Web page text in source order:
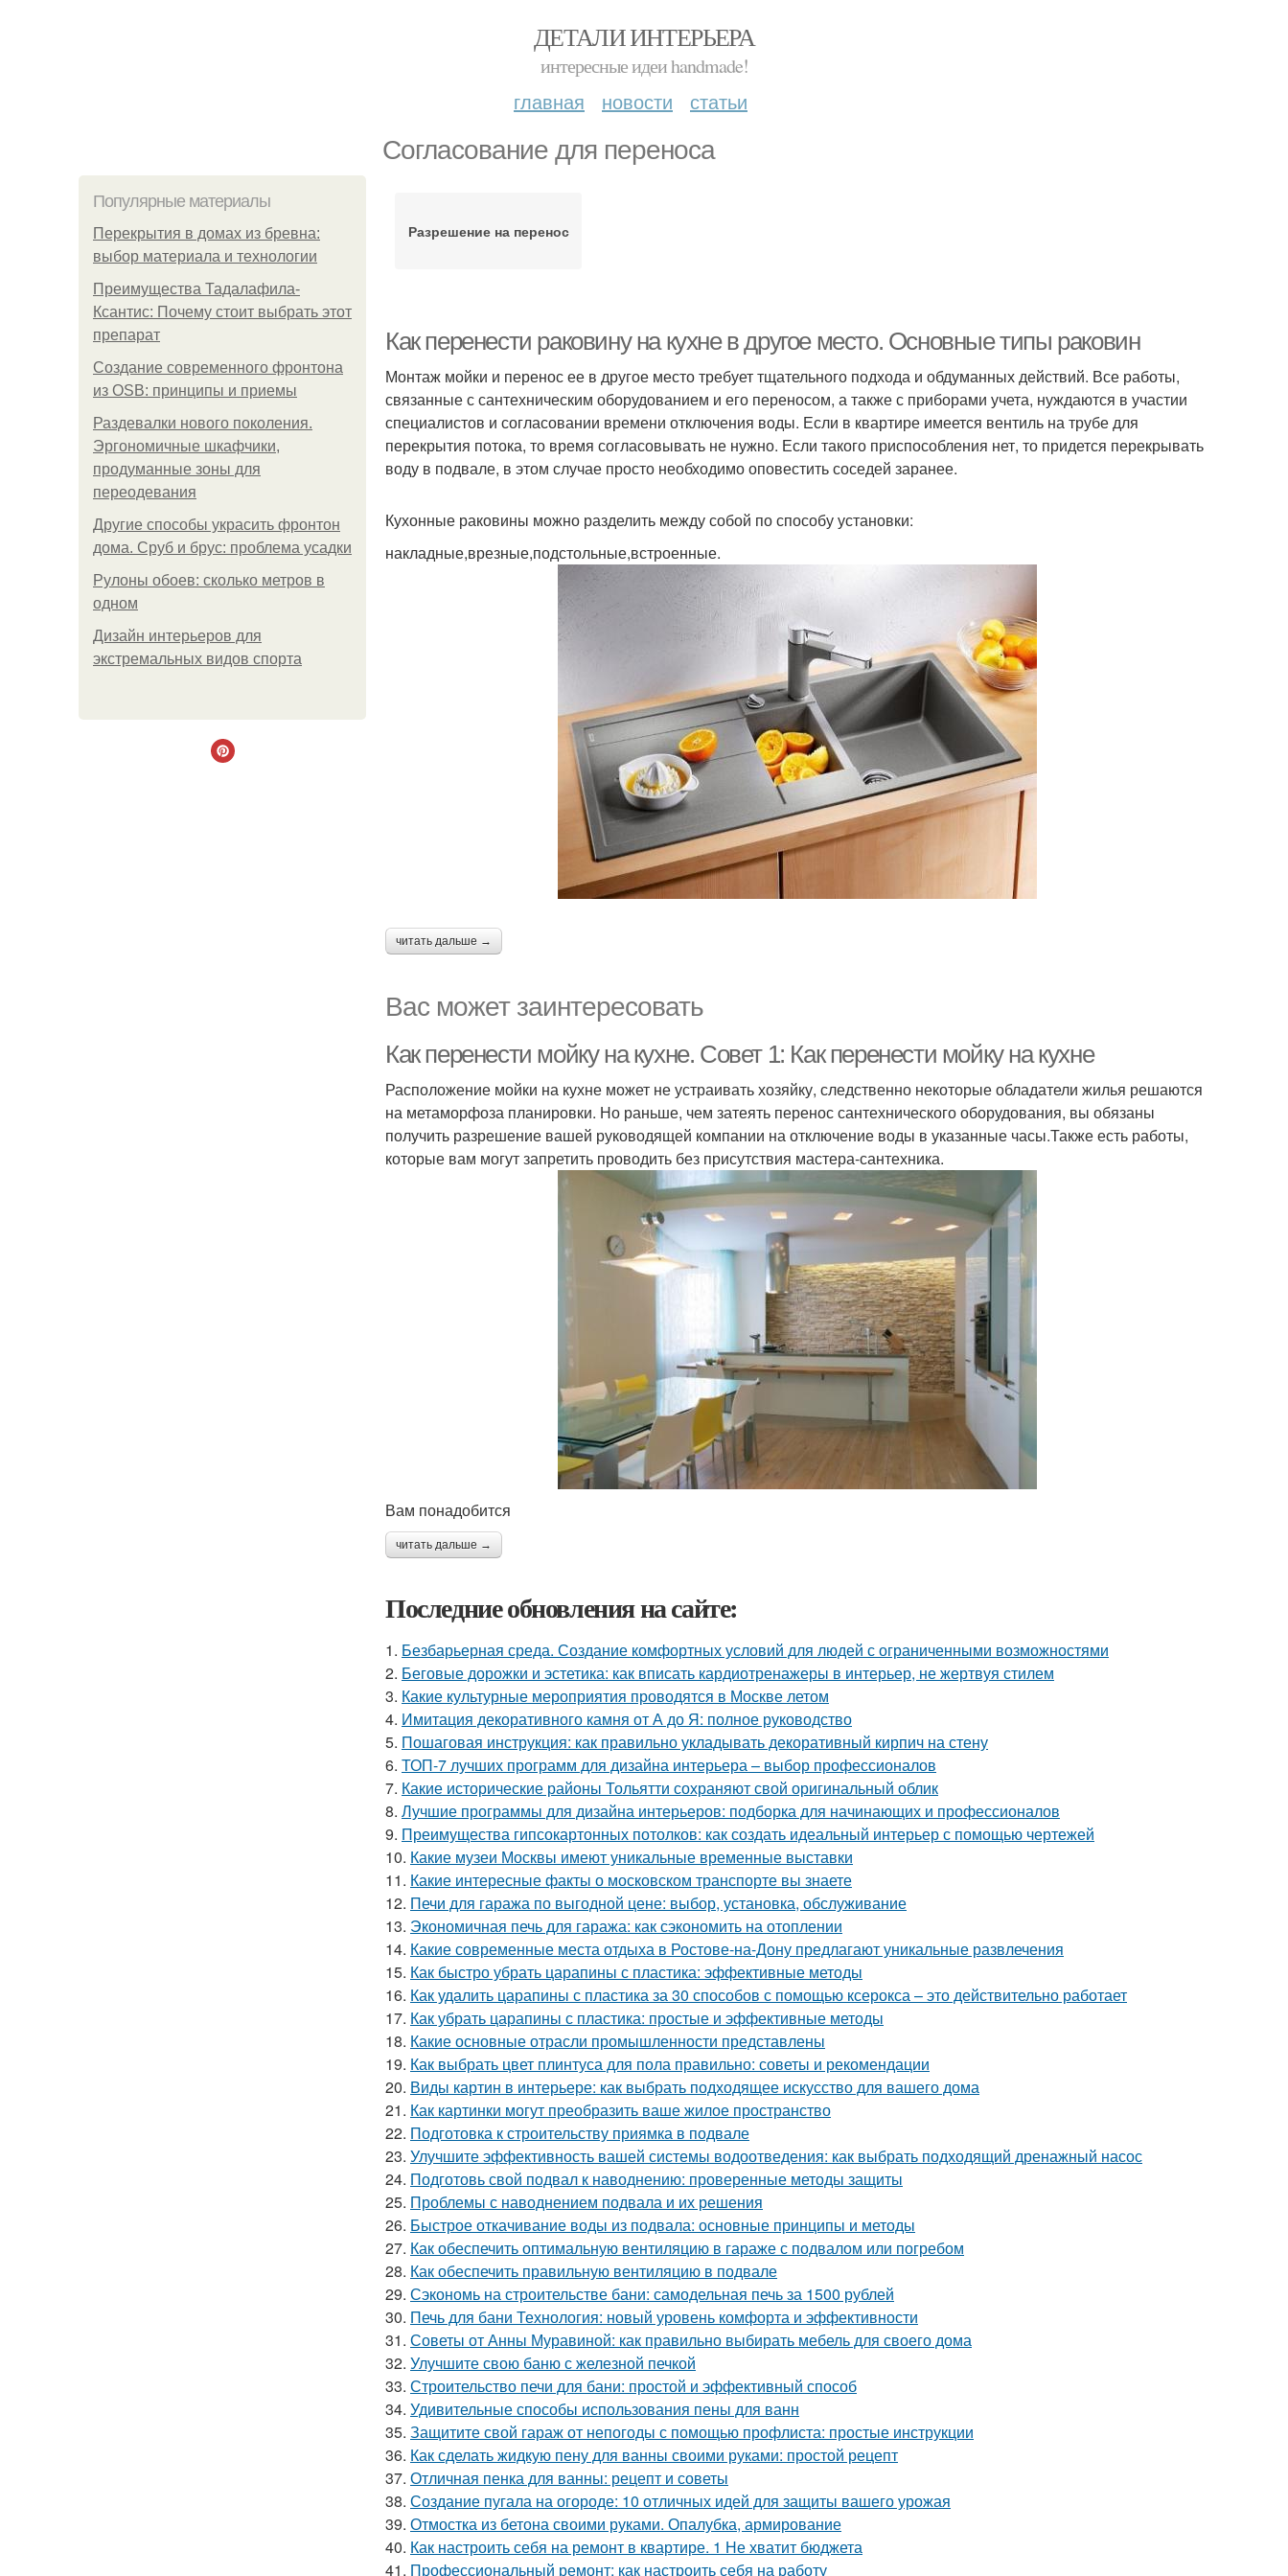
ДЕТАЛИ ИНТЕРЬЕРА
интересные идеи handmade!
главная новости статьи
Согласование для переноса
Популярные материалы
Перекрытия в домах из бревна:
выбор материала и технологии
Преимущества Тадалафила-
Ксантис: Почему стоит выбрать этот
препарат
Создание современного фронтона
из OSB: принципы и приемы
Раздевалки нового поколения.
Эргономичные шкафчики,
продуманные зоны для
переодевания
Другие способы украсить фронтон
дома. Сруб и брус: проблема усадки
Рулоны обоев: сколько метров в
одном
Дизайн интерьеров для
экстремальных видов спорта
Разрешение на перенос
Как перенести раковину на кухне в другое место. Основные типы раковин
Монтаж мойки и перенос ее в другое место требует тщательного подхода и обдуманных действий. Все работы,
связанные с сантехническим оборудованием и его переносом, а также с приборами учета, нуждаются в участии
специалистов и согласовании времени отключения воды. Если в квартире имеется вентиль на трубе для
перекрытия потока, то время согласовывать не нужно. Если такого приспособления нет, то придется перекрывать
воду в подвале, в этом случае просто необходимо оповестить соседей заранее.
Кухонные раковины можно разделить между собой по способу установки:
накладные,врезные,подстольные,встроенные.
читать дальше →
Вас может заинтересовать
Как перенести мойку на кухне. Совет 1: Как перенести мойку на кухне
Расположение мойки на кухне может не устраивать хозяйку, следственно некоторые обладатели жилья решаются
на метаморфоза планировки. Но раньше, чем затеять перенос сантехнического оборудования, вы обязаны
получить разрешение вашей руководящей компании на отключение воды в указанные часы.Также есть работы,
которые вам могут запретить проводить без присутствия мастера-сантехника.
Вам понадобится
читать дальше →
Последние обновления на сайте:
1. Безбарьерная среда. Создание комфортных условий для людей с ограниченными возможностями
2. Беговые дорожки и эстетика: как вписать кардиотренажеры в интерьер, не жертвуя стилем
3. Какие культурные мероприятия проводятся в Москве летом
4. Имитация декоративного камня от А до Я: полное руководство
5. Пошаговая инструкция: как правильно укладывать декоративный кирпич на стену
6. ТОП-7 лучших программ для дизайна интерьера – выбор профессионалов
7. Какие исторические районы Тольятти сохраняют свой оригинальный облик
8. Лучшие программы для дизайна интерьеров: подборка для начинающих и профессионалов
9. Преимущества гипсокартонных потолков: как создать идеальный интерьер с помощью чертежей
10. Какие музеи Москвы имеют уникальные временные выставки
11. Какие интересные факты о московском транспорте вы знаете
12. Печи для гаража по выгодной цене: выбор, установка, обслуживание
13. Экономичная печь для гаража: как сэкономить на отоплении
14. Какие современные места отдыха в Ростове-на-Дону предлагают уникальные развлечения
15. Как быстро убрать царапины с пластика: эффективные методы
16. Как удалить царапины с пластика за 30 способов с помощью ксерокса – это действительно работает
17. Как убрать царапины с пластика: простые и эффективные методы
18. Какие основные отрасли промышленности представлены
19. Как выбрать цвет плинтуса для пола правильно: советы и рекомендации
20. Виды картин в интерьере: как выбрать подходящее искусство для вашего дома
21. Как картинки могут преобразить ваше жилое пространство
22. Подготовка к строительству приямка в подвале
23. Улучшите эффективность вашей системы водоотведения: как выбрать подходящий дренажный насос
24. Подготовь свой подвал к наводнению: проверенные методы защиты
25. Проблемы с наводнением подвала и их решения
26. Быстрое откачивание воды из подвала: основные принципы и методы
27. Как обеспечить оптимальную вентиляцию в гараже с подвалом или погребом
28. Как обеспечить правильную вентиляцию в подвале
29. Сэкономь на строительстве бани: самодельная печь за 1500 рублей
30. Печь для бани Технология: новый уровень комфорта и эффективности
31. Советы от Анны Муравиной: как правильно выбирать мебель для своего дома
32. Улучшите свою баню с железной печкой
33. Строительство печи для бани: простой и эффективный способ
34. Удивительные способы использования пены для ванн
35. Защитите свой гараж от непогоды с помощью профлиста: простые инструкции
36. Как сделать жидкую пену для ванны своими руками: простой рецепт
37. Отличная пенка для ванны: рецепт и советы
38. Создание пугала на огороде: 10 отличных идей для защиты вашего урожая
39. Отмостка из бетона своими руками. Опалубка, армирование
40. Как настроить себя на ремонт в квартире. 1 Не хватит бюджета
41. Профессиональный ремонт: как настроить себя на работу